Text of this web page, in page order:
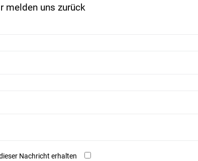
melden uns zurück
Nachricht erhalten